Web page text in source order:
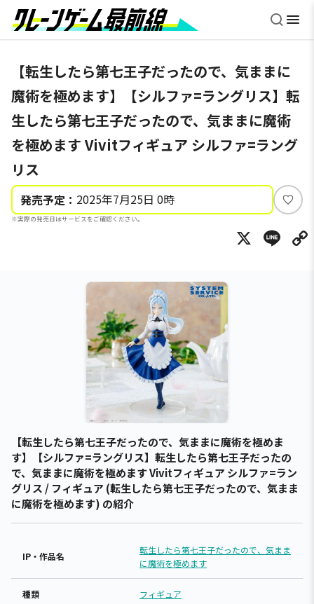
【転生したら第七王子だったので、気ままに
魔術を極めます】【シルファ=ラングリス】転
生したら第七王子だったので、気ままに魔術
を極めます Vivitフィギュア シルファ=ラング
リス
発売予定： 2025年7月25日 0時
※実際の発売日はサービスをご確認ください。
い
ね
X
【転生したら第七王子だったので、気ままに魔術を極めま
す】【シルファ=ラングリス】転生したら第七王子だったの
で、気ままに魔術を極めます Vivitフィギュア シルファ=ラン
グリス / フィギュア (転生したら第七王子だったので、気まま
に魔術を極めます) の紹介
IP・作品名
転生したら第七王子だったので、気まま
に魔術を極めます
種類 フィギュア